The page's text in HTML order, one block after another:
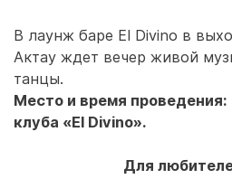
В лаунж баре El Divino в
Актау ждет вечер живой
танцы.
Место и время
клуба «El Divino».
Для